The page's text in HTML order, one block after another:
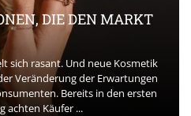
DIE DEN MARKT
sich rasant. Und neue Kosmetik
Veränderung der Erwartungen
Bereits in den ersten
achten Käufer ...